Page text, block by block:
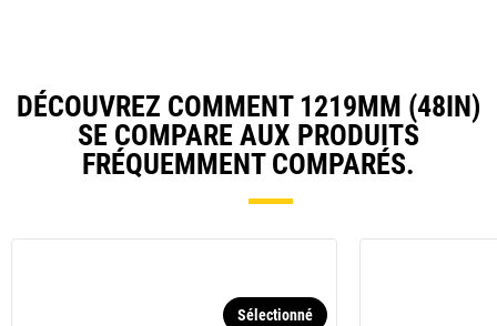
DÉCOUVREZ COMMENT 1219MM (48IN)
SE COMPARE AUX PRODUITS
FRÉQUEMMENT COMPARÉS.
Sélectionné